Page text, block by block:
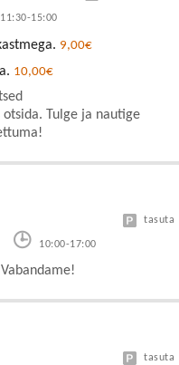
11:30-15:00
9,00€
10,00€
Tulge ja nautige
10:00-17:00
tasuta
tasuta